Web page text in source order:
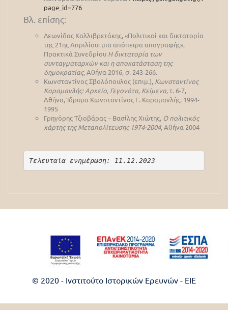
page_id=776
Βλ. επίσης:
Λεωνίδας Καλλιβρετάκης, «Πολιτικοί και δικτατορία
της 21ης Απριλίου: μια απόπειρα απογραφής»,
Πρακτικά Συνεδρίου Η δικτατορία των
συνταγματαρχών και η αποκατάσταση της
δημοκρατίας, Αθήνα 2016, σ. 243-266.
Κωνσταντίνος Σβολόπουλος (επιμ.), Κωνσταντίνος
Καραμανλής: Αρχείο, Γεγονότα, Κείμενα, τ. 6-7,
Αθήνα, Ίδρυμα Κωνσταντίνος Γ. Καραμανλής, 1994-
1995
Γρηγόρης Τζιοβάρας – Βασίλης Χιώτης, Ο πολιτικός
χάρτης της Μεταπολίτευσης 1974-2004, Αθήνα 2004
Τελευταία ενημέρωση: 11.12.2023
© 2020 - Ινστιτούτο Ιστορικών Ερευνών - EIE